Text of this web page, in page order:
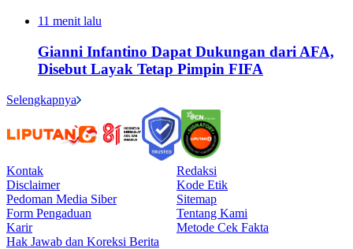
11 menit lalu
Gianni Infantino Dapat Dukungan dari AFA,
Disebut Layak Tetap Pimpin FIFA
Selengkapnya
Kontak
Redaksi
Disclaimer
Kode Etik
Pedoman Media Siber
Sitemap
Form Pengaduan
Tentang Kami
Karir
Metode Cek Fakta
Hak Jawab dan Koreksi Berita